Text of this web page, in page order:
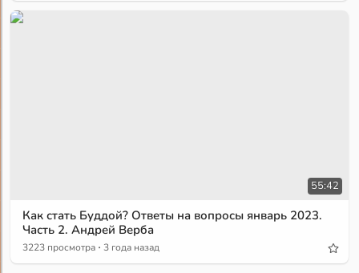
55:42
Как стать Буддой? Ответы на вопросы январь 2023.
Часть 2. Андрей Верба
3223 просмотра · 3 года назад